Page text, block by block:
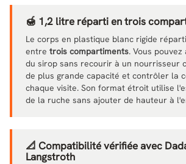
🍯 1,2 litre réparti en trois
Le corps en plastique blanc rigide
entre trois compartiments. Vous
du sirop sans recourir à un nourrisseur
de plus grande capacité et contrôler la
chaque visite. Son format étroit utilise
de la ruche sans ajouter de hauteur à
📐 Compatibilité vérifiée avec
Langstroth